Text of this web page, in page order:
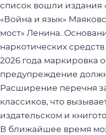
список вошли издания
«Война и язык»
мост» Ленина.
наркотических средств
2026 года маркировка
предупреждение
Расширение перечня
классиков, что
издательском и
В ближайшее время